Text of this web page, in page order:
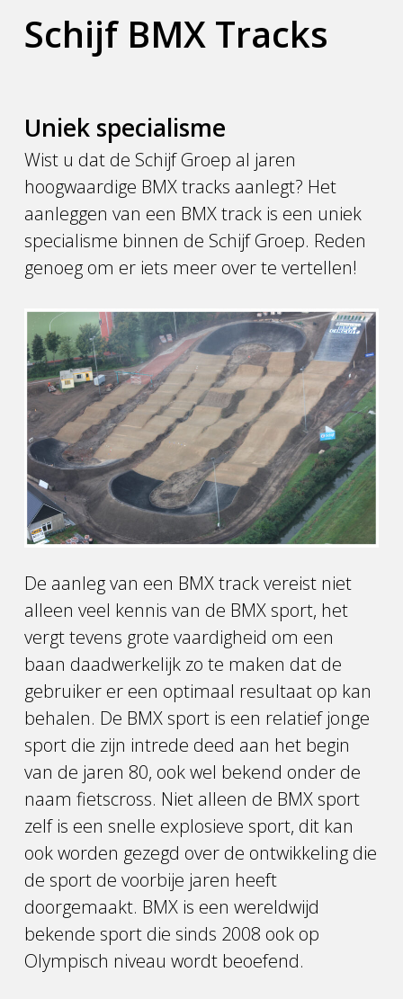
Schijf BMX Tracks
Uniek specialisme
Wist u dat de Schijf Groep al jaren
hoogwaardige BMX tracks aanlegt? Het
aanleggen van een BMX track is een uniek
specialisme binnen de Schijf Groep. Reden
genoeg om er iets meer over te vertellen!
De aanleg van een BMX track vereist niet
alleen veel kennis van de BMX sport, het
vergt tevens grote vaardigheid om een
baan daadwerkelijk zo te maken dat de
gebruiker er een optimaal resultaat op kan
behalen. De BMX sport is een relatief jonge
sport die zijn intrede deed aan het begin
van de jaren 80, ook wel bekend onder de
naam fietscross. Niet alleen de BMX sport
zelf is een snelle explosieve sport, dit kan
ook worden gezegd over de ontwikkeling die
de sport de voorbije jaren heeft
doorgemaakt. BMX is een wereldwijd
bekende sport die sinds 2008 ook op
Olympisch niveau wordt beoefend.